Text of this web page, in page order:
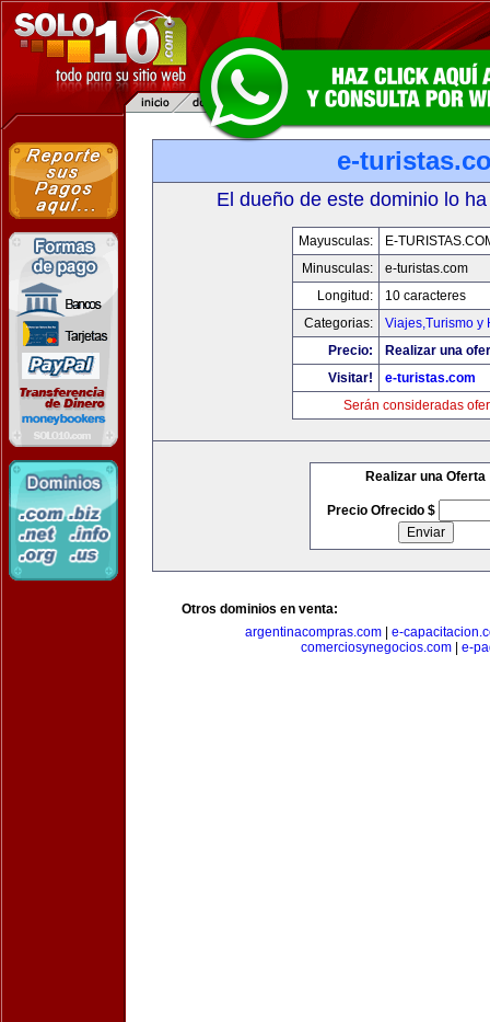
e-
El dueño de este dominio lo
Mayusculas:
E-
Minusculas:
e-turistas.com
Longitud:
10 caracteres
Categorias:
Viajes,Turismo y
Precio:
Realizar una
Visitar!
e-turistas.com
Serán consideradas
Realizar una Oferta
Precio Ofrecido $
Otros dominios en venta:
argentinacompras.com| e-
comerciosynegocios.com
e-